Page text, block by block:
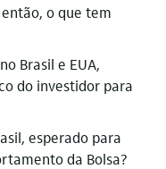
o que tem
Brasil e EUA,
do investidor para
esperado para
da Bolsa?